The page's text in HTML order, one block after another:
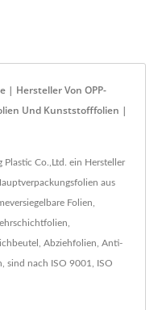
| Hersteller Von OPP-
Und Kunststofffolien |
Plastic Co.,Ltd. ein Hersteller
aus
Folien,
Abziehfolien, Anti-
sind nach ISO 9001, ISO